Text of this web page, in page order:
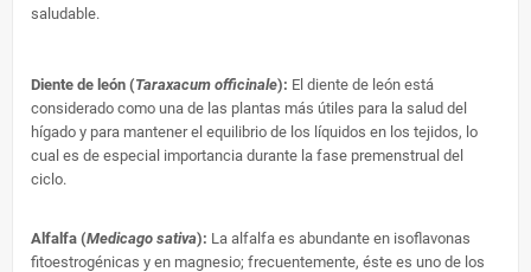
saludable.
Diente de león (Taraxacum officinale): El diente de león está
considerado como una de las plantas más útiles para la salud del
hígado y para mantener el equilibrio de los líquidos en los tejidos, lo
cual es de especial importancia durante la fase premenstrual del
ciclo.
Alfalfa (Medicago sativa): La alfalfa es abundante en isoflavonas
fitoestrogénicas y en magnesio; frecuentemente, éste es uno de los